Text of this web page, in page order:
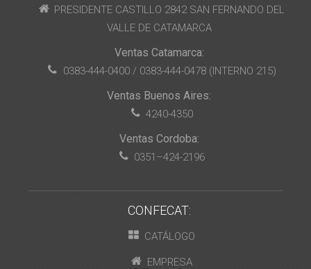
PRESIDENTE CASTILLO 2842 SAN FERNANDO DEL
VALLE DE CATAMARCA
Ventas Catamarca:
0383-444-0400 / 0383-444-0478 (INTERNO 215)
Ventas Buenos Aires:
4240-4350
Ventas Cordoba:
0351–424-2196
CONFECAT:
CATÁLOGO
EMPRESA